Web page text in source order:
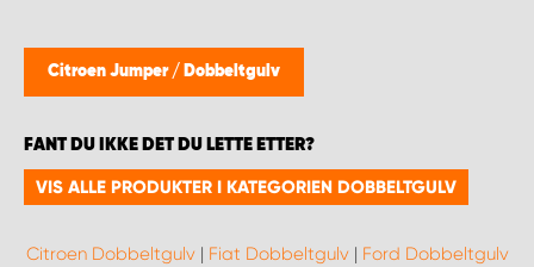
Citroen Jumper / Dobbeltgulv
FANT DU IKKE DET DU LETTE ETTER?
VIS ALLE PRODUKTER I KATEGORIEN DOBBELTGULV
Citroen Dobbeltgulv| Fiat Dobbeltgulv| Ford Dobbeltgulv
WORK SYSTEM OSLO